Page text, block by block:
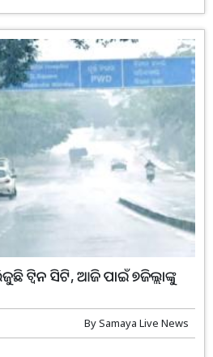
ଟ୍ୱିନ ସିଟି, ଆଜି ପାଇଁ ୭ଜିଲ୍ଲାଙ୍କୁ
BySamaya Live News